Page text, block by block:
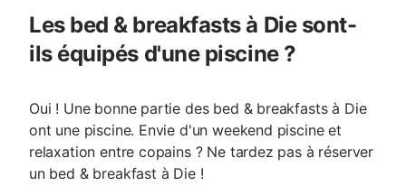
Les bed & breakfasts à Die sont-
ils équipés d'une piscine ?
Oui ! Une bonne partie des bed & breakfasts à Die
ont une piscine. Envie d'un weekend piscine et
relaxation entre copains ? Ne tardez pas à réserver
un bed & breakfast à Die !